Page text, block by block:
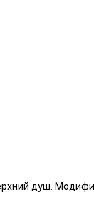
душ.